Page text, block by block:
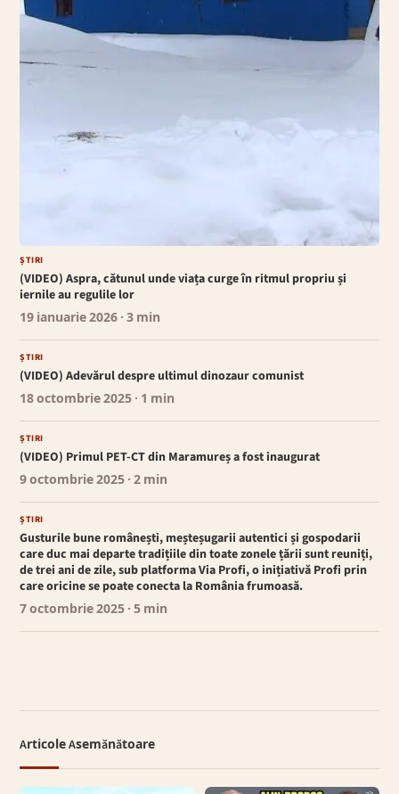
ȘTIRI
(VIDEO) Aspra, cătunul unde viața curge în ritmul propriu și
iernile au regulile lor
19 ianuarie 2026 · 3 min
ȘTIRI
(VIDEO) Adevărul despre ultimul dinozaur comunist
18 octombrie 2025 · 1 min
ȘTIRI
(VIDEO) Primul PET-CT din Maramureș a fost inaugurat
9 octombrie 2025 · 2 min
ȘTIRI
Gusturile bune românești, meșteșugarii autentici și gospodarii
care duc mai departe tradițiile din toate zonele țării sunt reuniți,
de trei ani de zile, sub platforma Via Profi, o inițiativă Profi prin
care oricine se poate conecta la România frumoasă.
7 octombrie 2025 · 5 min
Articole Asemănătoare